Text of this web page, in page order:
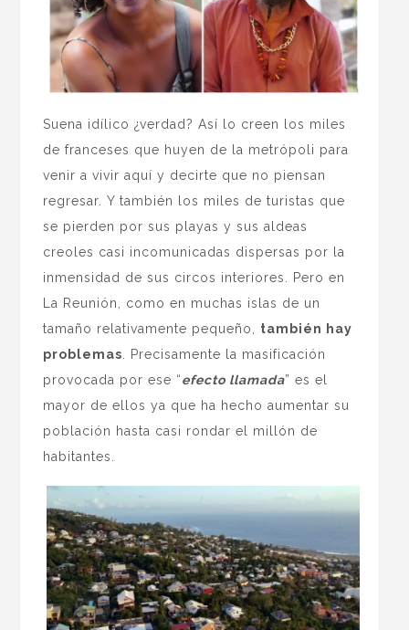
Suena idílico ¿verdad? Así lo creen los miles
de franceses que huyen de la metrópoli para
venir a vivir aquí y decirte que no piensan
regresar. Y también los miles de turistas que
se pierden por sus playas y sus aldeas
creoles casi incomunicadas dispersas por la
inmensidad de sus circos interiores. Pero en
La Reunión, como en muchas islas de un
tamaño relativamente pequeño, también hay
problemas . Precisamente la masificación
provocada por ese “efecto llamada” es el
mayor de ellos ya que ha hecho aumentar su
población hasta casi rondar el millón de
habitantes.